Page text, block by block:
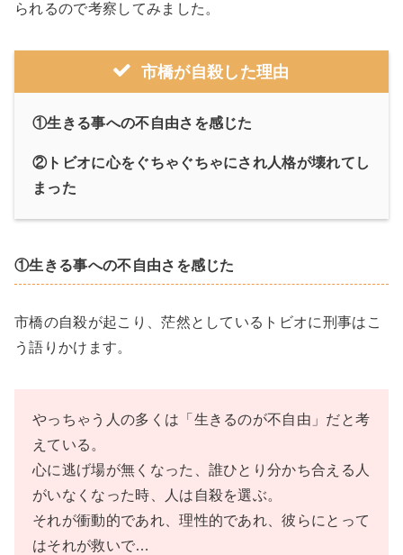
られるので考察してみました。
市橋が自殺した理由
①生きる事への不自由さを感じた
②トビオに心をぐちゃぐちゃにされ人格が壊れてし
まった
①生きる事への不自由さを感じた
市橋の自殺が起こり、茫然としているトビオに刑事はこ
う語りかけます。
やっちゃう人の多くは「生きるのが不自由」だと考
えている。
心に逃げ場が無くなった、誰ひとり分かち合える人
がいなくなった時、人は自殺を選ぶ。
それが衝動的であれ、理性的であれ、彼らにとって
はそれが救いで…